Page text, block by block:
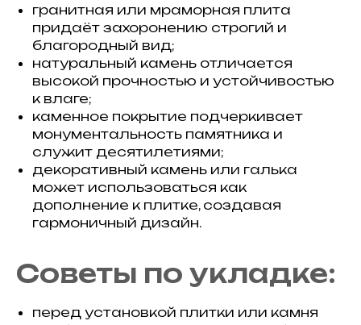
гранитная или мраморная плита
придаёт захоронению строгий и
благородный вид;
натуральный камень отличается
высокой прочностью и устойчивостью
к влаге;
каменное покрытие подчеркивает
монументальность памятника и
служит десятилетиями;
декоративный камень или галька
может использоваться как
дополнение к плитке, создавая
гармоничный дизайн.
Советы по укладке:
перед установкой плитки или камня